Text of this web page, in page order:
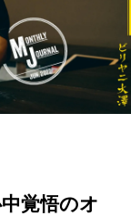
覚悟のオ